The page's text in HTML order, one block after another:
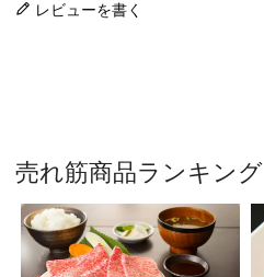
レビューを書く
売れ筋商品ランキング